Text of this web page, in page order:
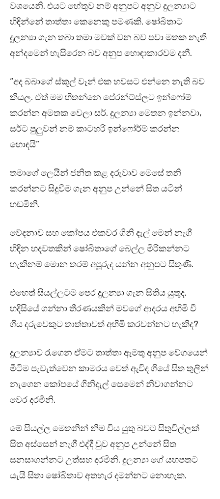
වශයෙනි. එයට හේතුව නම් අනුපට අනුව දුලන්‍යාට
හිඳින්නේ තාත්තා කෙනෙකු පමණකි. ෂෝබිතාට
දුලන්‍යා ගැන තබා තමා මවක් වන බව පවා මතක නැති
අන්දමෙන් හැසිරෙන බව අනුප හොඳාකාරවම දනී.
“අද බබාගේ ස්කූල් වෑන් එක හවසට එන්නෙ නැති බව
කියල. ඒත් මම හිතන්නෙ පේරන්ට්ස්ලට ඉන්ෆෝම්
කරන්න අමතක වෙලා සර්. දුලන්‍යා මෙතන ඉන්නවා,
සර්ට පුලුවන් නම් කාටහරි ඉන්ෆෝර්ම් කරන්න
හොඳයි”
තමාගේ ලෙයින් ජනිත කළ දරුවාව මෙසේ තනි
කරන්නට සිදුවීම ගැන අනුප උන්නේ සිත යටින්
හඬමිනි.
වේදනාව සහ කෝපය එකවර ගිනි දැල් මෙන් නැගී
හිඳින හදවතකින් ෂෝබිතාගේ බෙල්ල මිරිකන්නට
හැකිනම් මොන තරම් අපූරුද යන්න අනුපට සිතුණි.
එහෙත් සියල්ලටම පෙර දුලන්‍යා ගැන සිතිය යුතුද.
හදිසියේ ගන්නා තීරණයකින් මවගේ ආදරය අහිමි වී
ගිය දරුවෙකුට තාත්තාවත් අහිමි කරවන්නට හැකිද?
දුලන්‍යාව රැගෙන ඒමට තාත්තා ඇමතු අනුප වේගයෙන්
මීටිම පැවැත්වෙන කාමරය වෙත් ඇවිද ගියේ සිත තුලින්
නැගෙන කෝපයේ ගිනිදැල් සෙමෙන් නිවාගන්නට
වෙර දරමිනි.
මේ සියල්ල මෙතනින් නිම විය යුතු බවට සිතුවිල්ලක්
සිත අස්සෙන් නැගී එද්දී වුව අනුප උන්නේ සිත
සනසාගන්නට උත්සහ දරමිනි. දුලන්‍යා ගේ යහපතට
යැයි සිතා ෂෝබිතාව අතහැර දමන්නට නොහැක.